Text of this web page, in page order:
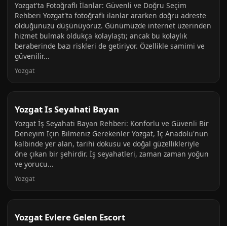
Yozgat'ta Fotoğraflı İlanlar: Güvenli ve Doğru Seçim
Rehberi Yozgat'ta fotoğraflı ilanlar ararken doğru adreste
olduğunuzu düşünüyoruz. Günümüzde internet üzerinden
hizmet bulmak oldukça kolaylaştı; ancak bu kolaylık
beraberinde bazı riskleri de getiriyor. Özellikle samimi ve
güvenilir...
Yozgat
Yozgat Is Seyahati Bayan
Yozgat İş Seyahati Bayan Rehberi: Konforlu ve Güvenli Bir
Deneyim İçin Bilmeniz Gerekenler Yozgat, İç Anadolu'nun
kalbinde yer alan, tarihi dokusu ve doğal güzellikleriyle
öne çıkan bir şehirdir. İş seyahatleri, zaman zaman yoğun
ve yorucu...
Yozgat
Yozgat Evlere Gelen Escort